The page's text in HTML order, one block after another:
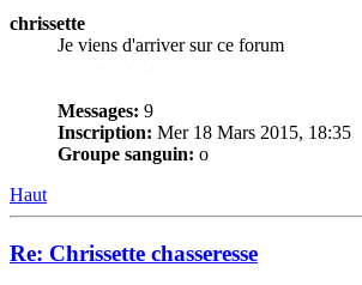
chrissette
Je viens d'arriver sur ce forum
Messages: 9
Inscription: Mer 18 Mars 2015, 18:35
Groupe sanguin: o
Haut
Re: Chrissette chasseresse